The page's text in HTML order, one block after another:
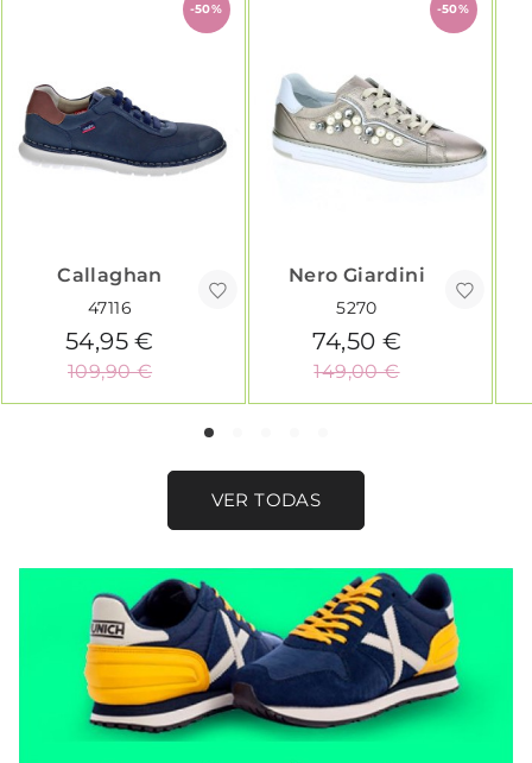
-50%
Callaghan
47116
54,95 €
109,90 €
-50%
Nero Giardini
5270
74,50 €
149,00 €
VER TODAS